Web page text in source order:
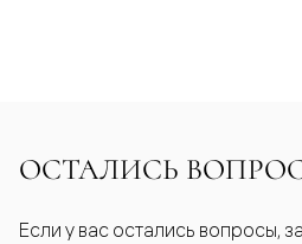
ОСТАЛИСЬ
Если у вас остались вопросы,